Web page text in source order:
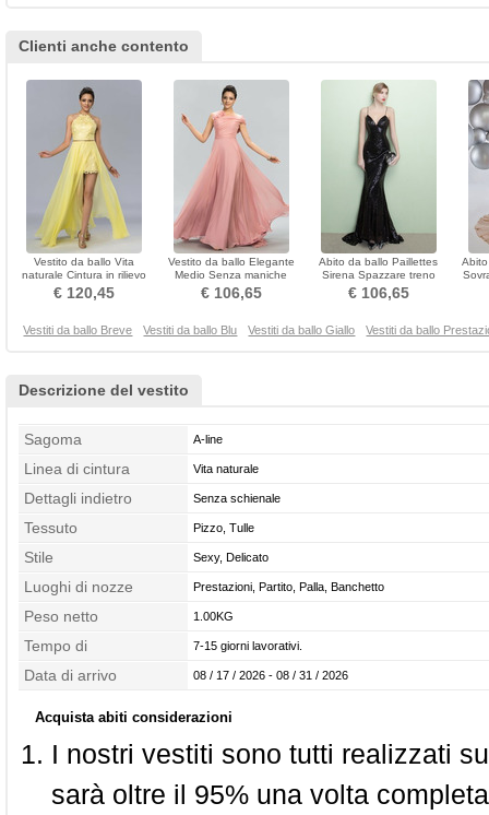
Clienti anche contento
Vestito da ballo Vita
naturale Cintura in rilievo
Banchetto Senza maniche
€ 120,45
Vestito da ballo Elegante
Medio Senza maniche
Spazzare treno Buco della
serratura
€ 106,65
Abito da ballo Paillettes
Sirena Spazzare treno
Partito Scollo a v
€ 106,65
Vestiti da ballo Breve Vestiti da ballo Blu Vestiti da ballo Giallo Vestiti da ballo
Descrizione del vestito
Sagoma A-line
Linea di cintura Vita naturale
Dettagli indietro Senza schienale
Tessuto Pizzo, Tulle
Stile Sexy, Delicato
Luoghi di nozze Prestazioni, Partito, Palla, Banchetto
Peso netto 1.00KG
Tempo di
confezionamento
7-15 giorni lavorativi.
Data di arrivo 08 / 17 / 2026 - 08 / 31 / 2026
Acquista abiti considerazioni
I nostri vestiti sono tutti realizzati
sarà oltre il 95% una volta